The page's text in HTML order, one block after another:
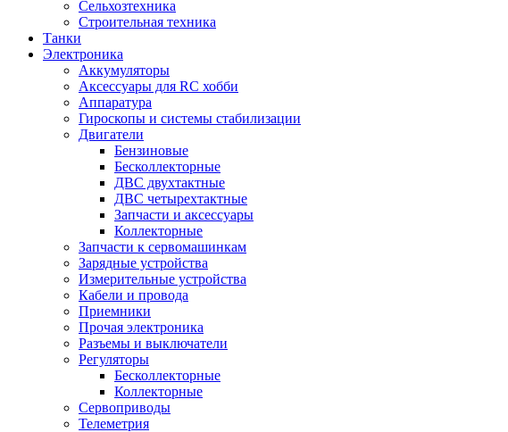
Сельхозтехника
Строительная техника
Танки
Электроника
Аккумуляторы
Аксессуары для RC хобби
Аппаратура
Гироскопы и системы стабилизации
Двигатели
Бензиновые
Бесколлекторные
ДВС двухтактные
ДВС четырехтактные
Запчасти и аксессуары
Коллекторные
Запчасти к сервомашинкам
Зарядные устройства
Измерительные устройства
Кабели и провода
Приемники
Прочая электроника
Разъемы и выключатели
Регуляторы
Бесколлекторные
Коллекторные
Сервоприводы
Телеметрия